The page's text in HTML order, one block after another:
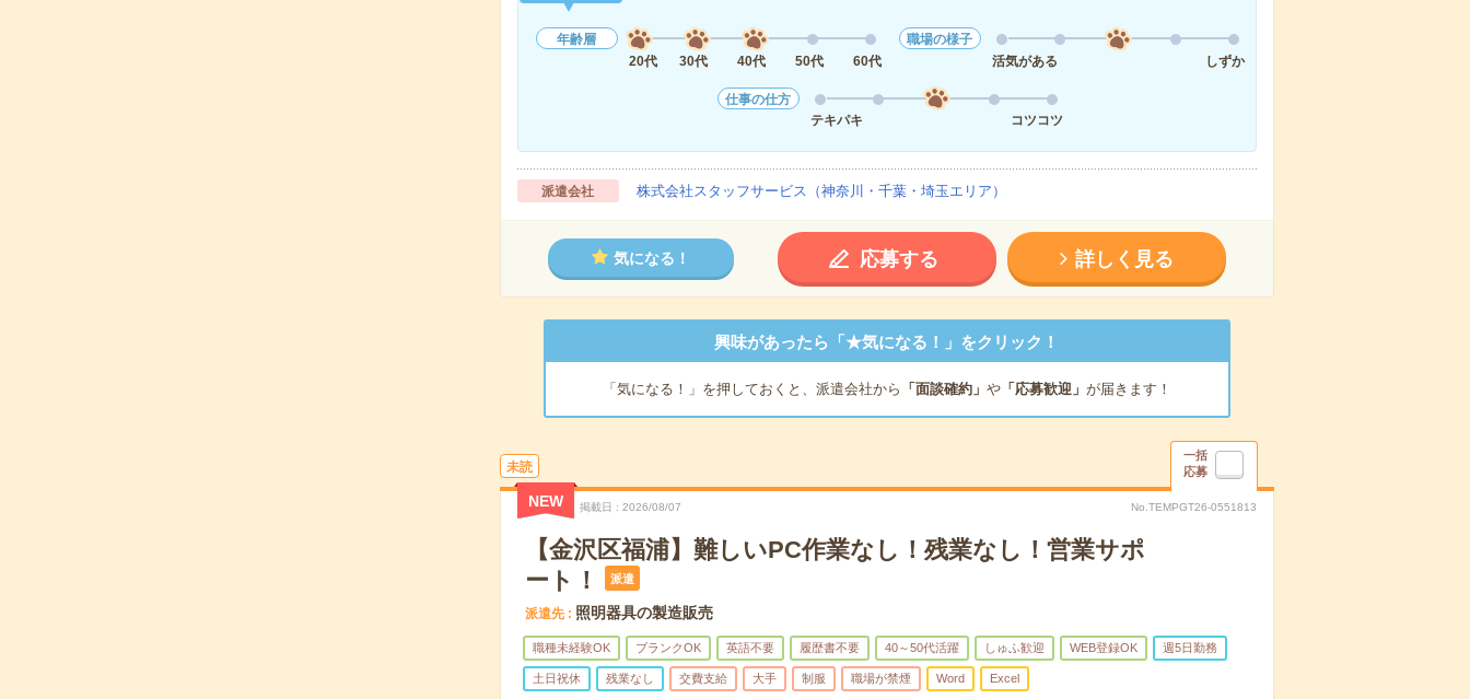
年齢層
20代
30代 40代 50代 60代
職場の様子
活気がある
しずか
仕事の仕方
テキパキ
コツコツ
派遣会社 株式会社スタッフサービス（神奈川・千葉・埼玉エリア）
気になる！ 応募する 詳しく見る
興味があったら「★気になる！」をクリック！
「気になる！」を押しておくと、派遣会社から 「面談確約」 や「応募歓迎」 が届きます！
未読
一括
応募
NEW 掲載日 2026/08/07 No.TEMPGT26-0551813
【金沢区福浦】難しいPC作業なし！残業なし！営業サポ
ート！
派遣
派遣先 照明器具の製造販売
職種未経験OK ブランクOK 英語不要 履歴書不要 40～50代活躍 しゅふ歓迎 WEB登録OK 週5日勤務
土日祝休 残業なし 交費支給 大手 制服 職場が禁煙 Word Excel